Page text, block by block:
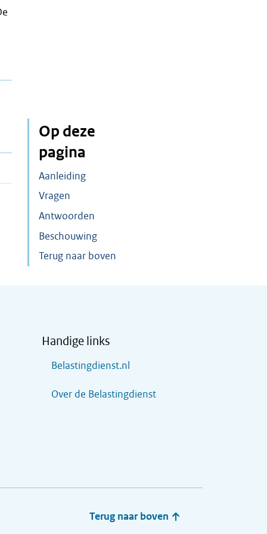
Op deze
pagina
Aanleiding
Vragen
Antwoorden
Beschouwing
Terug naar boven
Handige links
Belastingdienst.nl
Over de Belastingdienst
Terug naar boven